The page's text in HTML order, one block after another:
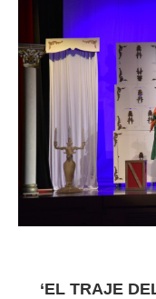
‘EL TRAJE